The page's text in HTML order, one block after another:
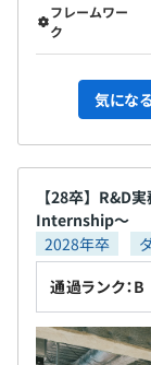
フレームワー
ク
気にな
【28卒】R&D
Internship〜
2028年卒
通過ランク：B